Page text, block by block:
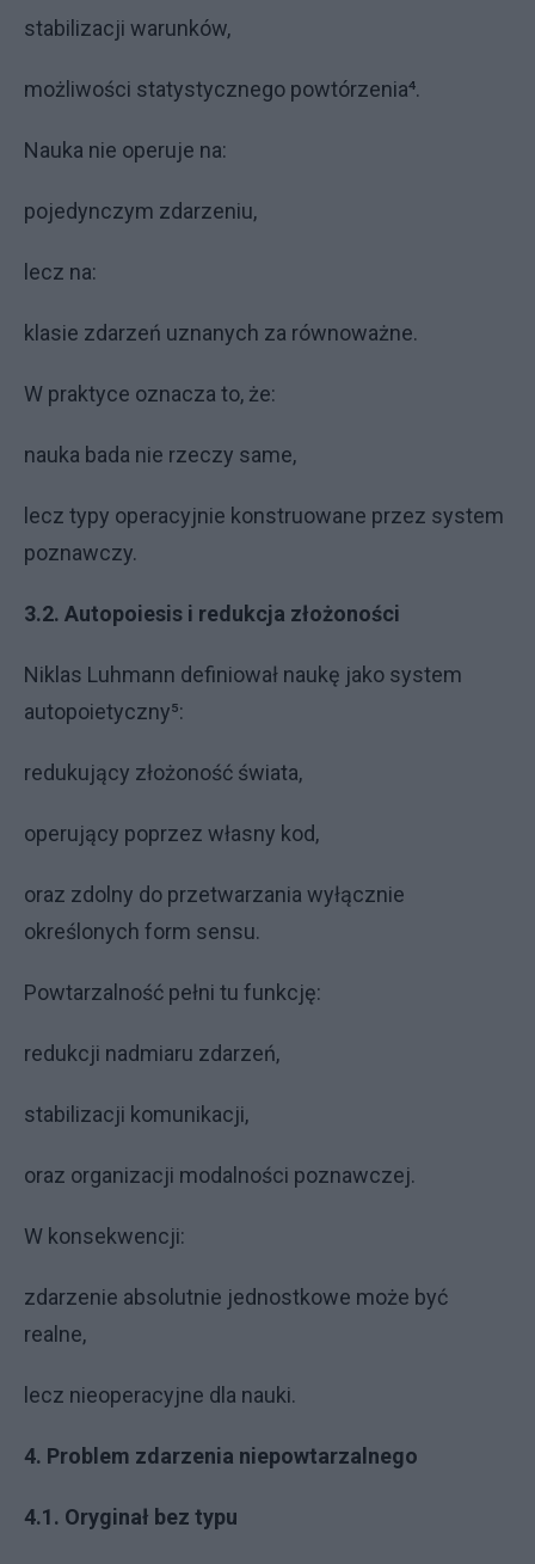
stabilizacji warunków,
możliwości statystycznego powtórzenia⁴.
Nauka nie operuje na:
pojedynczym zdarzeniu,
lecz na:
klasie zdarzeń uznanych za równoważne.
W praktyce oznacza to, że:
nauka bada nie rzeczy same,
lecz typy operacyjnie konstruowane przez system
poznawczy.
3.2. Autopoiesis i redukcja złożoności
Niklas Luhmann definiował naukę jako system
autopoietyczny⁵:
redukujący złożoność świata,
operujący poprzez własny kod,
oraz zdolny do przetwarzania wyłącznie
określonych form sensu.
Powtarzalność pełni tu funkcję:
redukcji nadmiaru zdarzeń,
stabilizacji komunikacji,
oraz organizacji modalności poznawczej.
W konsekwencji:
zdarzenie absolutnie jednostkowe może być
realne,
lecz nieoperacyjne dla nauki.
4. Problem zdarzenia niepowtarzalnego
4.1. Oryginał bez typu